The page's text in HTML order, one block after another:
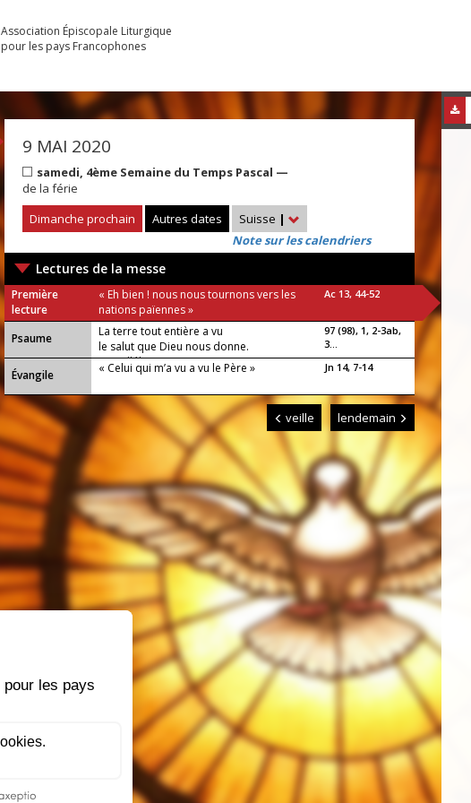
Association Épiscopale Liturgique
pour les pays Francophones
9 MAI 2020
samedi, 4ème Semaine du Temps Pascal —
de la férie
Dimanche prochain
Autres dates Suisse |
Note sur les calendriers
Lectures de la messe
Première
lecture
« Eh bien ! nous nous tournons vers les
nations païennes »
Ac 13, 44-52
Psaume
La terre tout entière a vu
le salut que Dieu nous donne.
ou : Alléluia !
97 (98), 1, 2-3ab,
3...
Évangile « Celui qui m’a vu a vu le Père » Jn 14, 7-14
veille lendemain